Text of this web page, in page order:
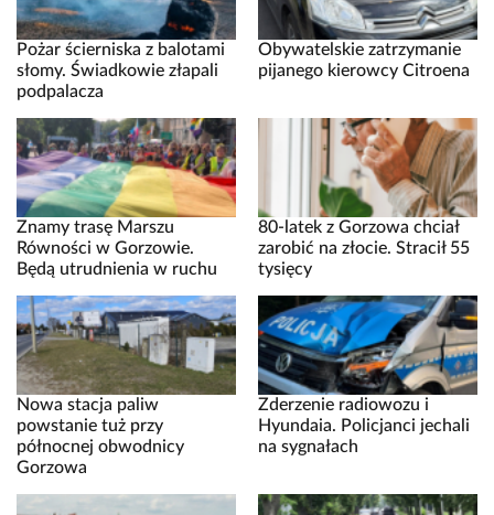
Pożar ścierniska z balotami
słomy. Świadkowie złapali
podpalacza
Obywatelskie zatrzymanie
pijanego kierowcy Citroena
Znamy trasę Marszu
Równości w Gorzowie.
Będą utrudnienia w ruchu
80-latek z Gorzowa chciał
zarobić na złocie. Stracił 55
tysięcy
Nowa stacja paliw
powstanie tuż przy
północnej obwodnicy
Gorzowa
Zderzenie radiowozu i
Hyundaia. Policjanci jechali
na sygnałach